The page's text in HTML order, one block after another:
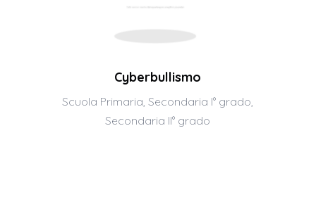
Cyberbullismo
Scuola Primaria ,Secondaria I° grado
Secondaria II° grado